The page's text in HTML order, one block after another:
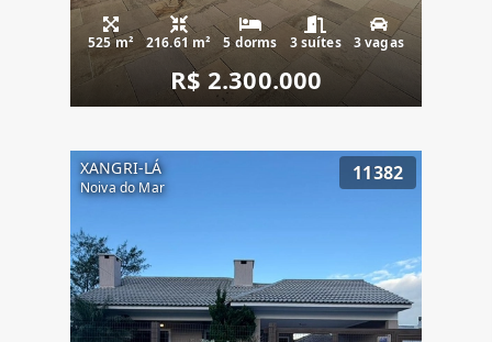
525 m² 216.61 m² 5 dorms 3 suítes 3 vagas
R$ 2.300.000
XANGRI-LÁ
Noiva do Mar
11382